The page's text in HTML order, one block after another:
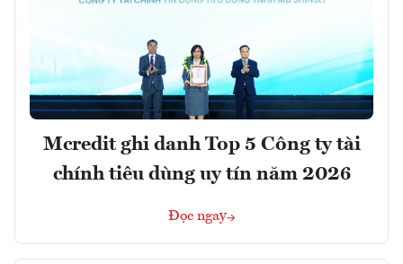
Mcredit ghi danh Top 5 Công ty tài
chính tiêu dùng uy tín năm 2026
Đọc ngay